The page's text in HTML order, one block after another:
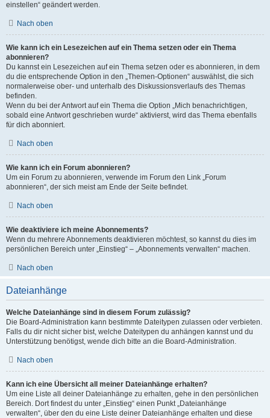
einstellen“ geändert werden.
Nach oben
Wie kann ich ein Lesezeichen auf ein Thema setzen oder ein Thema
abonnieren?
Du kannst ein Lesezeichen auf ein Thema setzen oder es abonnieren, in dem
du die entsprechende Option in den „Themen-Optionen“ auswählst, die sich
normalerweise ober- und unterhalb des Diskussionsverlaufs des Themas
befinden.
Wenn du bei der Antwort auf ein Thema die Option „Mich benachrichtigen,
sobald eine Antwort geschrieben wurde“ aktivierst, wird das Thema ebenfalls
für dich abonniert.
Nach oben
Wie kann ich ein Forum abonnieren?
Um ein Forum zu abonnieren, verwende im Forum den Link „Forum
abonnieren“, der sich meist am Ende der Seite befindet.
Nach oben
Wie deaktiviere ich meine Abonnements?
Wenn du mehrere Abonnements deaktivieren möchtest, so kannst du dies im
persönlichen Bereich unter „Einstieg“ – „Abonnements verwalten“ machen.
Nach oben
Dateianhänge
Welche Dateianhänge sind in diesem Forum zulässig?
Die Board-Administration kann bestimmte Dateitypen zulassen oder verbieten.
Falls du dir nicht sicher bist, welche Dateitypen du anhängen kannst und du
Unterstützung benötigst, wende dich bitte an die Board-Administration.
Nach oben
Kann ich eine Übersicht all meiner Dateianhänge erhalten?
Um eine Liste all deiner Dateianhänge zu erhalten, gehe in den persönlichen
Bereich. Dort findest du unter „Einstieg“ einen Punkt „Dateianhänge
verwalten“, über den du eine Liste deiner Dateianhänge erhalten und diese